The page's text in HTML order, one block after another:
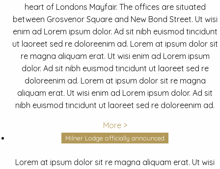
heart of Londons Mayfair. The offices are situated
between Grosvenor Square and New Bond Street. Ut wisi
enim ad Lorem ipsum dolor. Ad sit nibh euismod tincidunt
ut laoreet sed re doloreenim ad. Lorem at ipsum dolor sit
re magna aliquam erat. Ut wisi enim ad Lorem ipsum
dolor. Ad sit nibh euismod tincidunt ut laoreet sed re
doloreenim ad. Lorem at ipsum dolor sit re magna
aliquam erat. Ut wisi enim ad Lorem ipsum dolor. Ad sit
nibh euismod tincidunt ut laoreet sed re doloreenim ad.
More >
Milner Lodge officially announced
Lorem at ipsum dolor sit re magna aliquam erat. Ut wisi